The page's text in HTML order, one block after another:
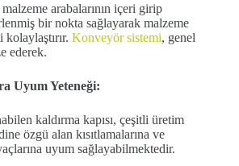
malzeme arabalarının içeri girip
bir nokta sağlayarak malzeme
kolaylaştırır. Konveyör sistemi, genel
ederek.
Uyum Yeteneği:
kaldırma kapısı, çeşitli üretim
özgü alan kısıtlamalarına ve
uyum sağlayabilmektedir.